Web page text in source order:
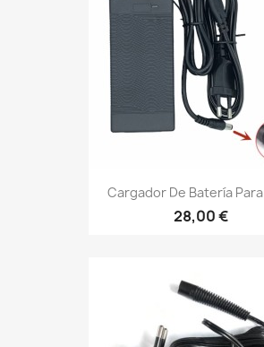
Cargador De Batería Para
28,00 €